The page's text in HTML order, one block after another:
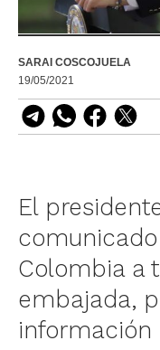
SARAI COSCOJUELA
19/05/2021
El
Colombia a
embajada,
información